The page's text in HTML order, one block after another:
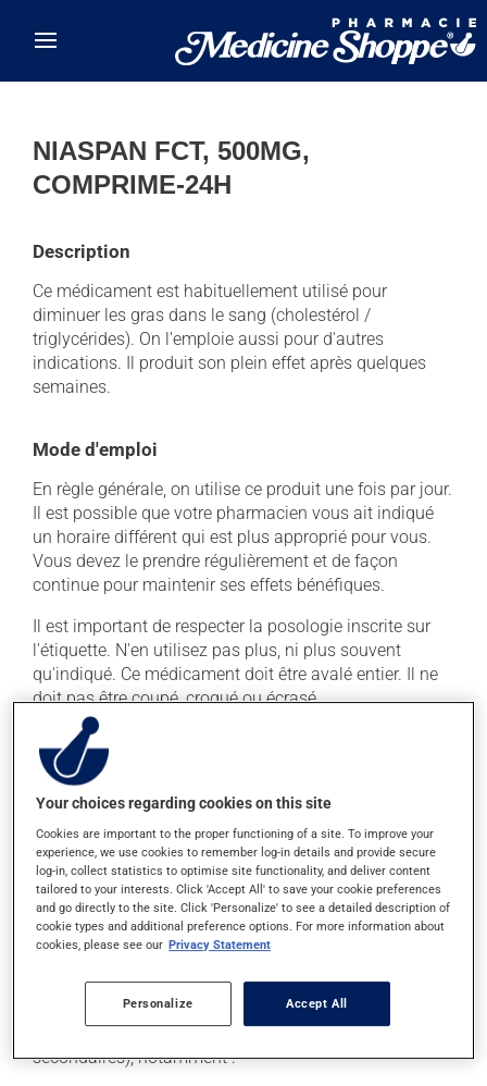
NIASPAN FCT, 500MG,
COMPRIME-24H
Description
Ce médicament est habituellement utilisé pour
diminuer les gras dans le sang (cholestérol /
triglycérides). On l'emploie aussi pour d'autres
indications. Il produit son plein effet après quelques
semaines.
Mode d'emploi
En règle générale, on utilise ce produit une fois par jour.
Il est possible que votre pharmacien vous ait indiqué
un horaire différent qui est plus approprié pour vous.
Vous devez le prendre régulièrement et de façon
continue pour maintenir ses effets bénéfiques.
Il est important de respecter la posologie inscrite sur
l'étiquette. N'en utilisez pas plus, ni plus souvent
qu'indiqué. Ce médicament doit être avalé entier. Il ne
doit pas être coupé, croqué ou écrasé.
Si vous oubliez de prendre une dose, prenez-la dès que
vous y pensez. S'il est presque l'heure de votre dose
suivante, laissez simplement tomber la dose oubliée.
Ne doublez pas la dose suivante pour tenter de vous
rattraper. Ce médicament peut être irritant pour
l'estomac : prenez-le avec de la nourriture. Essayez
d'éviter les aliments irritants comme le café, les mets
épicés et l'alcool.
En plus de ses effets recherchés, ce produit peut à
l'occasion entraîner certains effets indésirables (effets
secondaires), notamment :
Your choices regarding cookies on this site
Cookies are important to the proper functioning of a site. To improve your
experience, we use cookies to remember log-in details and provide secure
log-in, collect statistics to optimise site functionality, and deliver content
tailored to your interests. Click 'Accept All' to save your cookie preferences
and go directly to the site. Click 'Personalize' to see a detailed description of
cookie types and additional preference options. For more information about
cookies, please see our Privacy Statement
Personalize Accept All